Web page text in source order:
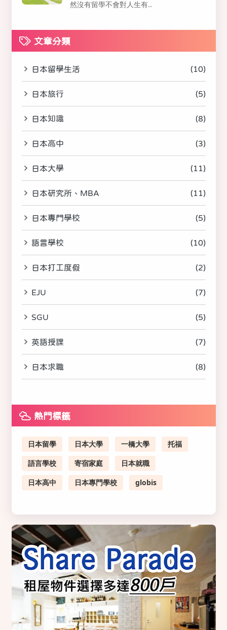
然沒有留學不會對人生有..
文章分類
日本留學生活 (10)
日本旅行 (5)
日本知識 (8)
日本高中 (3)
日本大學 (11)
日本研究所、MBA (11)
日本專門學校 (5)
語言學校 (10)
日本打工度假 (2)
EJU (7)
SGU (5)
英語授課 (7)
日本求職 (8)
熱門標籤
日本留學 日本大學 一橋大學
托福
語言學校
寄宿家庭
日本就職
日本高中
日本專門學校 globis